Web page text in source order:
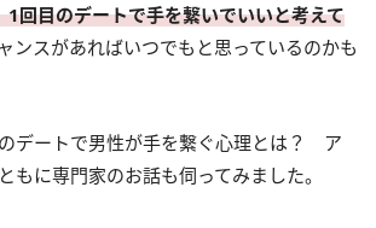
1回目のデートで手を繋いでいいと考えて
ンスがあればいつでもと思っているのかも
デートで男性が手を繋ぐ心理とは？ ア
もに専門家のお話も伺ってみました。